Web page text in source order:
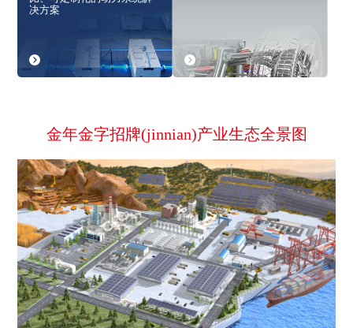
决方案
金年金字招牌(jinnian)产业生态全景图